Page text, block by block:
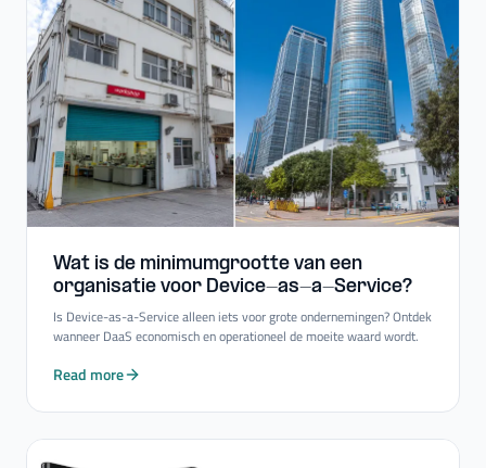
Wat is de minimumgrootte van een
organisatie voor Device-​as-​a-​Service?
Is Device-as-a-Service alleen iets voor grote ondernemingen? Ontdek
wanneer DaaS economisch en operationeel de moeite waard wordt.
Read more